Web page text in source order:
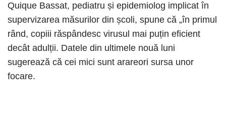
Quique Bassat, pediatru și epidemiolog implicat în
supervizarea măsurilor din școli, spune că „în primul
rând, copiii răspândesc virusul mai puțin eficient
decât adulții. Datele din ultimele nouă luni
sugerează că cei mici sunt arareori sursa unor
focare.